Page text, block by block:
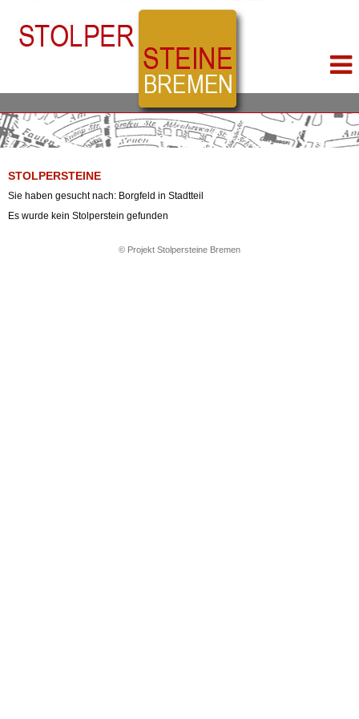
STOLPERSTEINE
Sie haben gesucht nach: Borgfeld in Stadtteil
Es wurde kein Stolperstein gefunden
© Projekt Stolpersteine Bremen